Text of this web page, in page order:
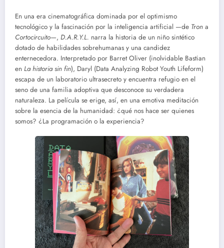
En una era cinematográfica dominada por el optimismo
tecnológico y la fascinación por la inteligencia artificial —de Tron a
Cortocircuito—, D.A.R.Y.L. narra la historia de un niño sintético
dotado de habilidades sobrehumanas y una candidez
enternecedora. Interpretado por Barret Oliver (inolvidable Bastian
en La historia sin fin), Daryl (Data Analyzing Robot Youth Lifeform)
escapa de un laboratorio ultrasecreto y encuentra refugio en el
seno de una familia adoptiva que desconoce su verdadera
naturaleza. La película se erige, así, en una emotiva meditación
sobre la esencia de la humanidad: ¿qué nos hace ser quienes
somos? ¿La programación o la experiencia?